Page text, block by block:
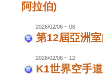
阿拉伯)
2026/02/06 ~ 08
第12屆亞洲
2026/02/06 ~ 12
K1世界空手